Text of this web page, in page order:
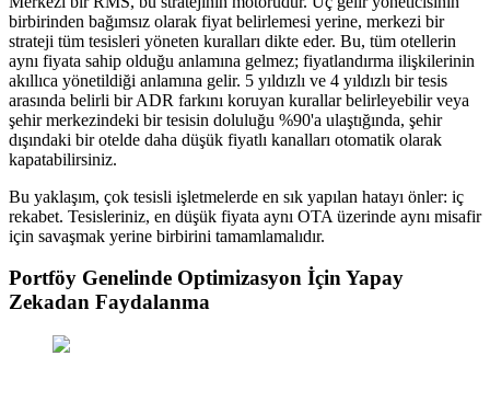
birbirinden bağımsız olarak fiyat belirlemesi yerine, merkezi bir
strateji tüm tesisleri yöneten kuralları dikte eder. Bu, tüm otellerin
aynı fiyata sahip olduğu anlamına gelmez; fiyatlandırma ilişkilerinin
akıllıca yönetildiği anlamına gelir. 5 yıldızlı ve 4 yıldızlı bir tesis
arasında belirli bir ADR farkını koruyan kurallar belirleyebilir veya
şehir merkezindeki bir tesisin doluluğu %90'a ulaştığında, şehir
dışındaki bir otelde daha düşük fiyatlı kanalları otomatik olarak
kapatabilirsiniz.
Bu yaklaşım, çok tesisli işletmelerde en sık yapılan hatayı önler: iç
rekabet. Tesisleriniz, en düşük fiyata aynı OTA üzerinde aynı misafir
için savaşmak yerine birbirini tamamlamalıdır.
Portföy Genelinde Optimizasyon İçin Yapay
Zekadan Faydalanma